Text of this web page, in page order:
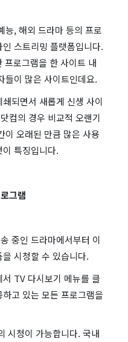
능, 해외 드라마 등의 프로
스트리밍 플랫폼입니다.
로그램을 한 사이트 내
들이 많은 사이트인데요.
되면서 새롭게 신생 사이
컴의 경우 비교적 오랜기
이 오래된 만큼 많은 사용
특징입니다.
그램
중인 드라마에서부터 이
시청할 수 있습니다.
TV 다시보기 메뉴를 클
고 있는 모든 프로그램을
시청이 가능합니다. 국내